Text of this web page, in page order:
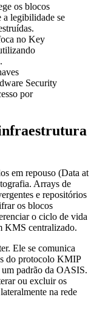
os blocos
a legibilidade se
no Key
Security
por
em repouso (Data at
Arrays de
e repositórios
os blocos
o ciclo de vida
KMS centralizado.
Ele se comunica
do protocolo KMIP
padrão da OASIS.
ou excluir os
na rede